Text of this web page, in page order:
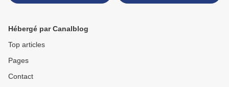
2012 à Lille ! >
Hébergé par Canalblog
Top articles
Pages
Contact